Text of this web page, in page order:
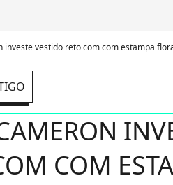
investe vestido reto com com estampa
COM